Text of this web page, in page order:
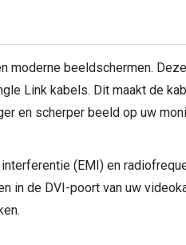
moderne beeldschermen.
Link kabels. Dit maakt de
en scherper beeld op uw
(EMI) en
in de DVI-poort van uw